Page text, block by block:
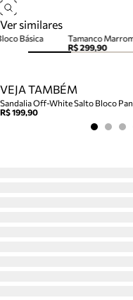
Ver similares
Tamanco
R$ 299,90
Básica
VEJA TAMBÉM
Sandalia Off-White Salto Bloco
R$ 199,90